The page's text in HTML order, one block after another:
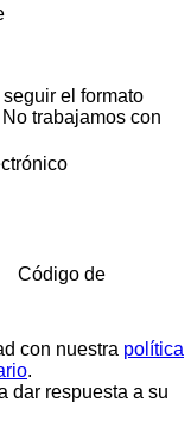
el formato
No trabajamos con
Código de
con nuestra política
.
dar respuesta a su